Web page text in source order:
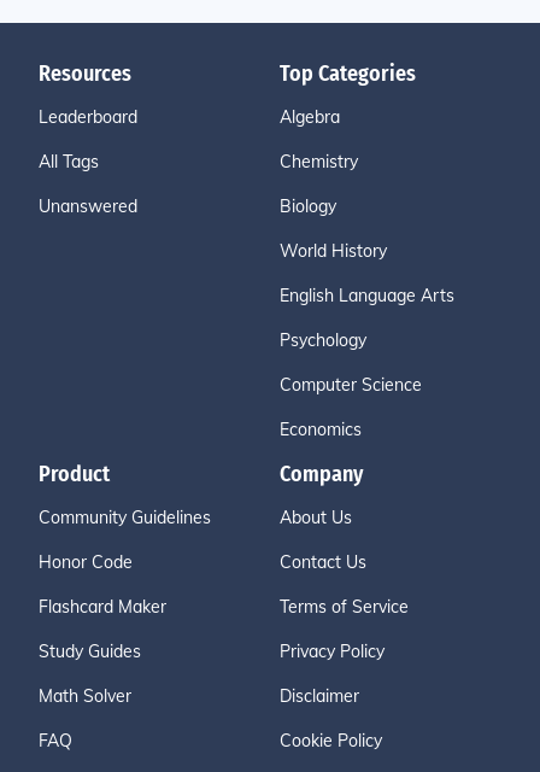
Resources
Leaderboard
All Tags
Unanswered
Top Categories
Algebra
Chemistry
Biology
World History
English Language Arts
Psychology
Computer Science
Economics
Product
Community Guidelines
Honor Code
Flashcard Maker
Study Guides
Math Solver
FAQ
Company
About Us
Contact Us
Terms of Service
Privacy Policy
Disclaimer
Cookie Policy